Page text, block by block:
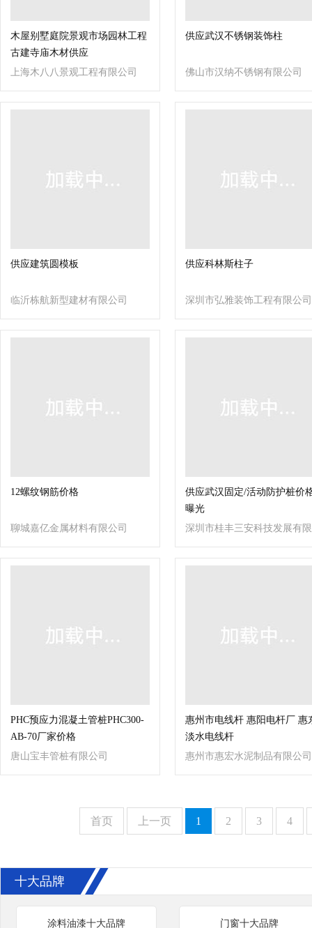
木屋别墅庭院景观市场园林工程
古建寺庙木材供应
上海木八八景观工程有限公司
供应武汉不锈钢装饰柱
佛山市汉纳不锈钢有限公司
供应建筑圆模板
临沂栋航新型建材有限公司
供应科林斯柱子
深圳市弘雅装饰工程有限公司
12螺纹钢筋价格
聊城嘉亿金属材料有限公司
供应武汉固定/活动防护桩价
曝光
深圳市桂丰三安科技发展有限
公司
PHC预应力混凝土管桩PHC300-
AB-70厂家价格
唐山宝丰管桩有限公司
惠州市电线杆 惠阳电杆厂 惠
淡水电线杆
惠州市惠宏水泥制品有限公司
首页 上一页 1 2 3 4
十大品牌
涂料油漆十大品牌 门窗十大品牌